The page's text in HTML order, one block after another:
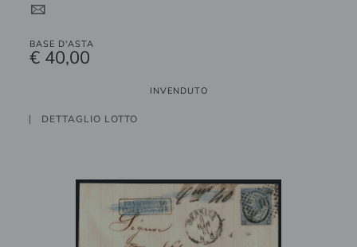
4
BASE D'ASTA
€ 40,00
INVENDUTO
DETTAGLIO LOTTO